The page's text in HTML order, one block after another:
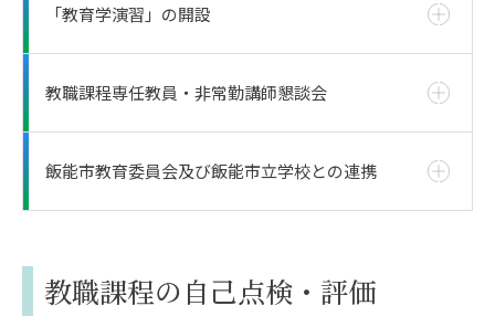
「教育学演習」の開設
教職課程専任教員・非常勤講師懇談会
飯能市教育委員会及び飯能市立学校との連携
教職課程の自己点検・評価